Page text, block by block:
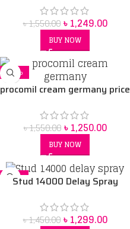
৳1,550.00 ৳1,249.00
BUY NOW
-19%
procomil cream germany price
৳1,550.00 ৳1,250.00
BUY NOW
-10%
Stud 14000 Delay Spray
৳1,450.00 ৳1,299.00